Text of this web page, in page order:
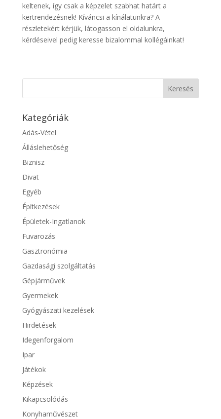
keltenek, így csak a képzelet szabhat határt a
kertrendezésnek! Kíváncsi a kínálatunkra? A
részletekért kérjük, látogasson el oldalunkra,
kérdéseivel pedig keresse bizalommal kollégáinkat!
Kategóriák
Adás-Vétel
Álláslehetőség
Biznisz
Divat
Egyéb
Építkezések
Épületek-Ingatlanok
Fuvarozás
Gasztronómia
Gazdasági szolgáltatás
Gépjárművek
Gyermekek
Gyógyászati kezelések
Hirdetések
Idegenforgalom
Ipar
Játékok
Képzések
Kikapcsolódás
Konyhaművészet